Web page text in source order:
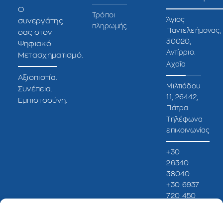
O
συνεργάτης
σας στον
Ψηφιακό
Μετασχηματισμό.
Αξιοπιστία.
Συνέπεια.
Εμπιστοσύνη.
Τρόποι
πληρωμής
Άγιος
Παντελεήμονας,
30020,
Αντίρριο.
Αχαΐα
Μιλτιάδου
11, 26442,
Πάτρα.
Τηλέφωνα
επικοινωνίας
+30
26340
38040
+30 6937
720 450